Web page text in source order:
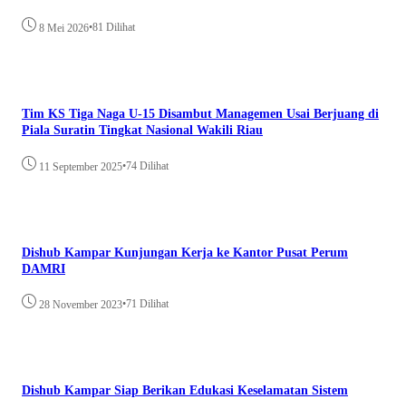
8 Mei 2026•81 Dilihat
Tim KS Tiga Naga U-15 Disambut Managemen Usai Berjuang di
Piala Suratin Tingkat Nasional Wakili Riau
11 September 2025•74 Dilihat
Dishub Kampar Kunjungan Kerja ke Kantor Pusat Perum
DAMRI
28 November 2023•71 Dilihat
Dishub Kampar Siap Berikan Edukasi Keselamatan Sistem